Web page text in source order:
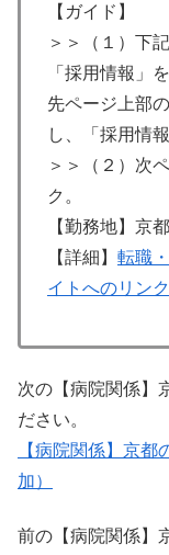
【ガイド】
＞＞（１）下
「採用情報」
先ページ上部
し、「採用情
＞＞（２）次
ク。
【勤務地】京
【詳細】 転職
イトへのリンク
次の【病院関係】
ださい。
【病院関係】京
加）
前の【病院関係】